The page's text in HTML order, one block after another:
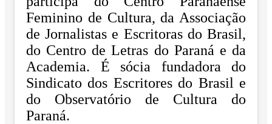
Feminino de Cultura, da Associação
de Jornalistas e Escritoras do Brasil,
do Centro de Letras do Paraná e da
Academia. É sócia fundadora do
Sindicato dos Escritoresdo Brasil e
do Observatório de Cultura do
Paraná.